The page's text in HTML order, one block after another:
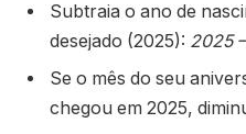
Subtraia o ano de
desejado (2025): 2025
Se o mês do seu
chegou em 2025,